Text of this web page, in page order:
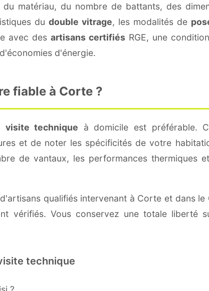
matériau, du nombre de battants, des
du double vitrage, les modalités de
avec des artisans certifiés RGE, une
d'énergie.
fiable à Corte ?
visite technique à domicile est préférable.
et de noter les spécificités de votre
de vantaux, les performances thermiques
qualifiés intervenant à Corte et dans
vérifiés. Vous conservez une totale liberté
technique